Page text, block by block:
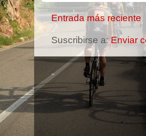
Entrada más reciente
Suscribirse a:Enviar
-